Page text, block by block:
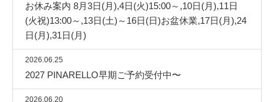
お休み案内 8月3日(月),4日(火)15:00～,10日(月),11日
(火祝)13:00～,13日(土)～16日(日)お盆休業,17日(月),24
日(月),31日(月)
2026.06.25
2027 PINARELLO早期ご予約受付中〜
2026.06.20